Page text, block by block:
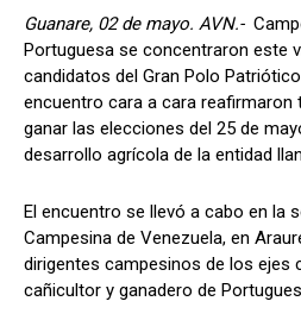
Guanare, 02 de mayo. AVN.-
Portuguesa se concentraron este
candidatos del Gran Polo
encuentro cara a cara reafirmaron
ganar las elecciones del 25 de
desarrollo agrícola de la entidad
El encuentro se llevó a cabo en la
Campesina de Venezuela, en
dirigentes campesinos de los ejes
cañicultor y ganadero de